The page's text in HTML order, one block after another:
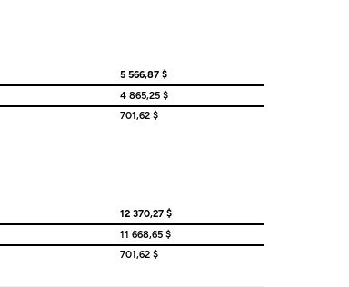
5 566,87 $
4 865,25 $
701,62 $
12 370,27 $
11 668,65 $
701,62 $